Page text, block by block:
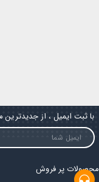
با ثبت ایمیل ، از
محصولات پر فروش